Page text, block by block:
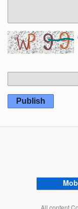
Publish
All content